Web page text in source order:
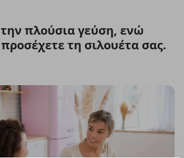
πλούσια γεύση, ενώ
τη σιλουέτα σας.